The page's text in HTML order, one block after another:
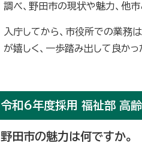
調べ、野田市の現状や魅力、他
入庁してから、市役所での業務
が嬉しく、一歩踏み出して良か
令和6年度採用 福祉部 高
野田市の魅力は何ですか。